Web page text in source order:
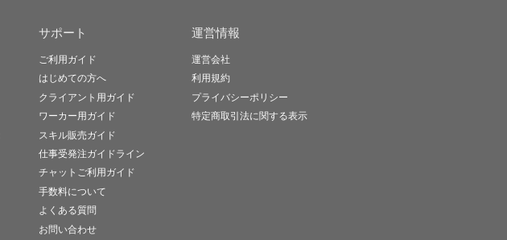
サポート
ご利用ガイド
はじめての方へ
クライアント用ガイド
ワーカー用ガイド
スキル販売ガイド
仕事受発注ガイドライン
チャットご利用ガイド
手数料について
よくある質問
お問い合わせ
運営情報
運営会社
利用規約
プライバシーポリシー
特定商取引法に関する表示